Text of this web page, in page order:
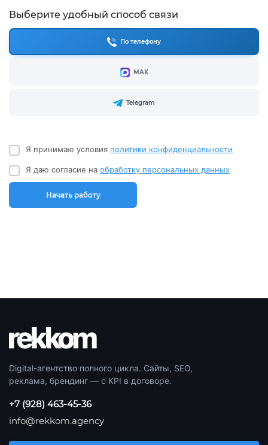
Выберите удобный способ связи
По телефону
МАХ
Telegram
Я принимаю условия политики конфиденциальности
Я даю согласие на обработку персональных данных
Начать работу
Digital-агентство полного цикла. Сайты, SEO,
реклама, брендинг — с KPI в договоре.
+7 (928) 463-45-36
info@rekkom.agency